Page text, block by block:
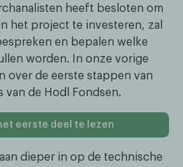
heeft besloten om
het project te investeren, zal
en bepalen welke
worden. In onze vorige
over de eerste stappen van
van de Hodl Fondsen.
eerste deel te lezen
dieper in op de technische